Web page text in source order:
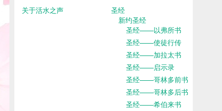
关于活水之声
圣经
新约圣经
圣经——以弗所书
圣经——使徒行传
圣经——加拉太书
圣经——启示录
圣经——哥林多前书
圣经——哥林多后书
圣经——希伯来书